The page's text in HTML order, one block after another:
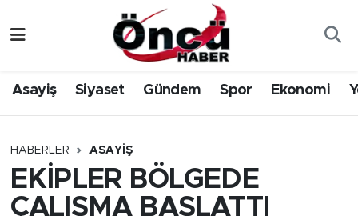
Asayiş Siyaset Gündem Spor Ekonomi
HABERLER ASAYIŞ
EKİPLER BÖLGEDE
ÇALIŞMA BAŞLATTI
Gündem
Sağlık & Çevre
Spor
Düzce Nöbetçi Eczaneler
Düzce Hava Durumu
Düzce Namaz Vakitleri
Düzce Trafik Yoğunluk Haritası